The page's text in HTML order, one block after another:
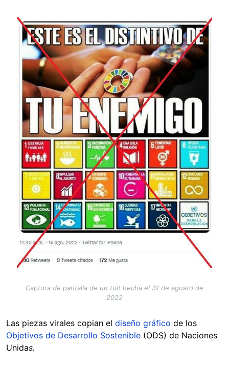
Image
Captura de pantalla de un tuit hecha el 31 de agosto de
2022
Las piezas virales copian el diseño gráfico de los
Objetivos de Desarrollo Sostenible (ODS) de Naciones
Unidas.